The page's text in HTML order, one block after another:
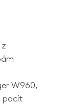
W960,
pocit